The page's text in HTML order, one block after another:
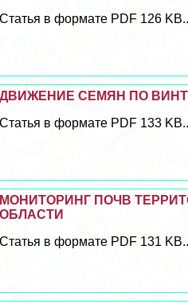
Статья в формате PDF 126
ДВИЖЕНИЕ СЕМЯН ПО
Статья в формате PDF 133
МОНИТОРИНГ ПОЧВ
ОБЛАСТИ
Статья в формате PDF 131